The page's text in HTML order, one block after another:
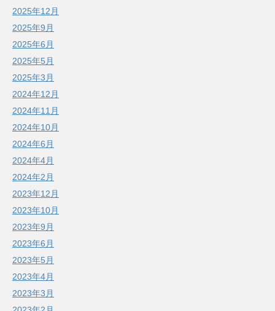
2025年12月
2025年9月
2025年6月
2025年5月
2025年3月
2024年12月
2024年11月
2024年10月
2024年6月
2024年4月
2024年2月
2023年12月
2023年10月
2023年9月
2023年6月
2023年5月
2023年4月
2023年3月